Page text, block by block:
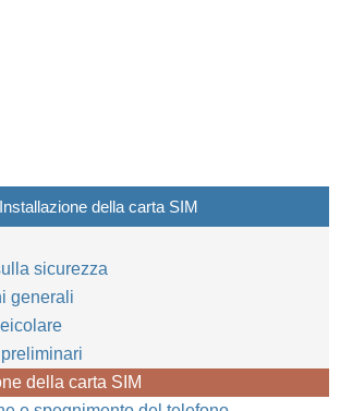
18
della carta SIM
sicurezza
generali
della carta SIM